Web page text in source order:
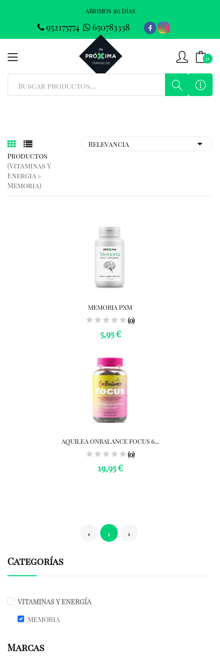
ABRIMOS 365 DÍAS
952175774 650783338
0
Categorías
VITAMINAS Y ENERGÍA
MEMORIA
Marcas
Productos
(vitaminas Y
Energia »
Memoria)
MEMORIA PXM
(0)
5,95 €
AQUILEA ONBALANCE FOCUS 6...
(0)
19,95 €
1